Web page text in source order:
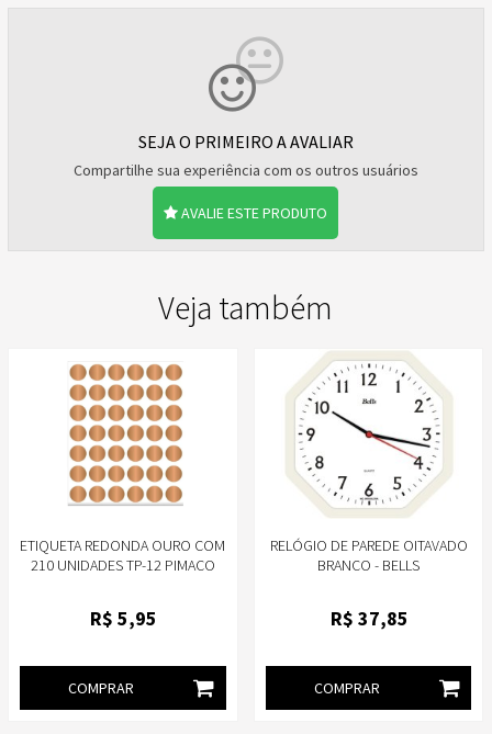
SEJA O PRIMEIRO A AVALIAR
Compartilhe sua experiência com os outros usuários
AVALIE ESTE PRODUTO
Veja também
ETIQUETA REDONDA OURO COM
210 UNIDADES TP-12 PIMACO
R$ 5,95
COMPRAR
RELÓGIO DE PAREDE OITAVADO
BRANCO - BELLS
R$ 37,85
COMPRAR